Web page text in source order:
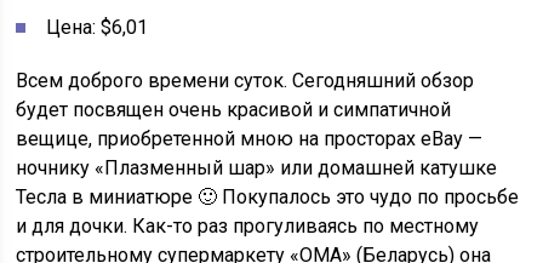
Цена: $6,01
Всем доброго времени суток. Сегодняшний обзор
будет посвящен очень красивой и симпатичной
вещице, приобретенной мною на просторах eBay —
ночнику «Плазменный шар» или домашней катушке
Тесла в миниатюре 🙂 Покупалось это чудо по просьбе
и для дочки. Как-то раз прогуливаясь по местному
строительному супермаркету «ОМА» (Беларусь) она